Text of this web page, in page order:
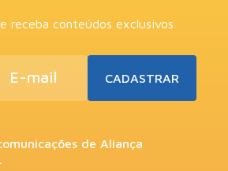
receba conteúdos exclusivos
de Aliança